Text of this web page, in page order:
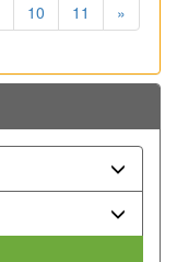
10 11 »